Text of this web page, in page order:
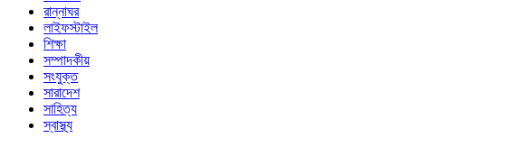
রান্নাঘর
লাইফস্টাইল
শিক্ষা
সম্পাদকীয়
সংযুক্ত
সারাদেশ
সাহিত্য
স্বাস্থ্য